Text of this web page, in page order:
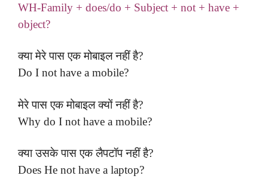
WH-Family + does/do + Subject + not + have +
object?
क्या मेरे पास एक मोबाइल नहीं है?
Do I not have a mobile?
मेरे पास एक मोबाइल क्यों नहीं है?
Why do I not have a mobile?
क्या उसके पास एक लैपटॉप नहीं है?
Does He not have a laptop?